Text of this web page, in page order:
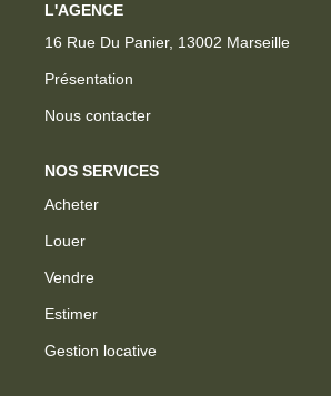
NOTRE AGENCE
L'AGENCE
16 Rue Du Panier, 13002 Marseille
Présentation
Nous contacter
NOS SERVICES
Acheter
Louer
Vendre
Estimer
Gestion locative